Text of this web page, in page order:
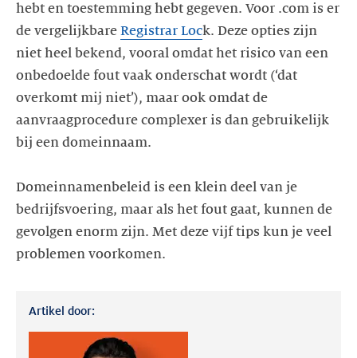
hebt en toestemming hebt gegeven. Voor .com is er
de vergelijkbare Registrar Lock. Deze opties zijn
niet heel bekend, vooral omdat het risico van een
onbedoelde fout vaak onderschat wordt (‘dat
overkomt mij niet’), maar ook omdat de
aanvraagprocedure complexer is dan gebruikelijk
bij een domeinnaam.
Domeinnamenbeleid is een klein deel van je
bedrijfsvoering, maar als het fout gaat, kunnen de
gevolgen enorm zijn. Met deze vijf tips kun je veel
Artikel door: